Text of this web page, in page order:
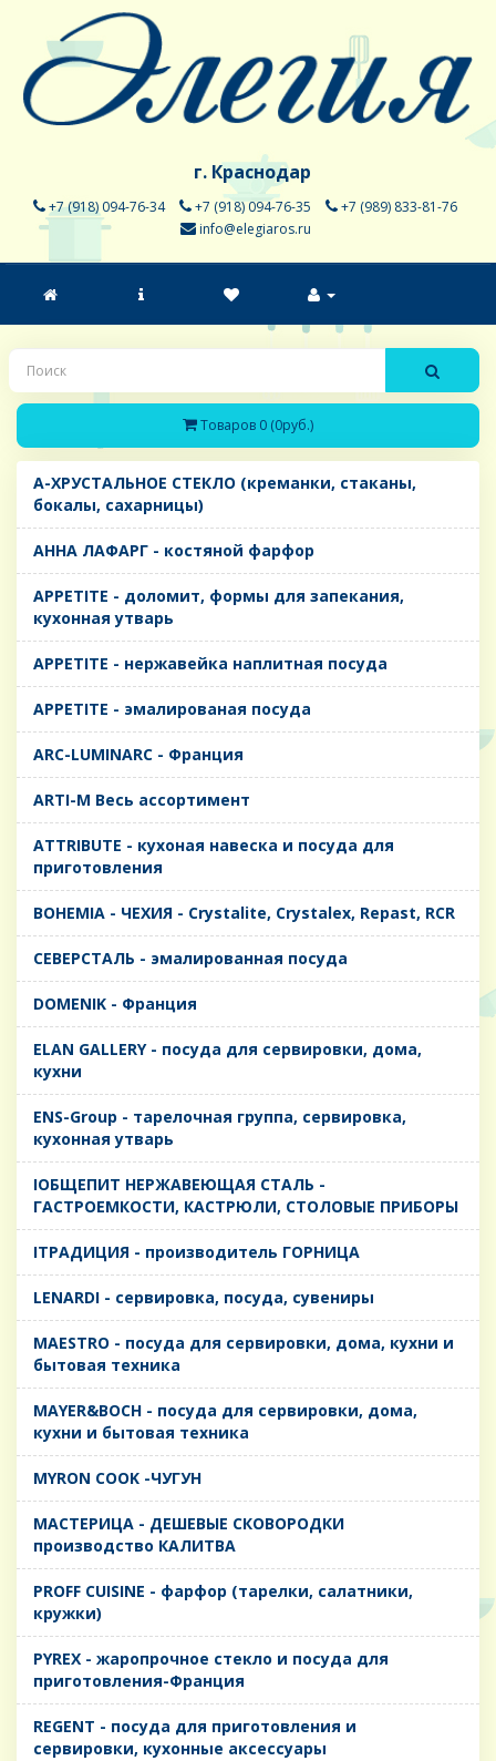
г. Краснодар
+7 (918) 094-76-34 +7 (918) 094-76-35
+7 (989) 833-81-76
info@elegiaros.ru
Товаров 0 (0руб.)
A-ХРУСТАЛЬНОЕ СТЕКЛО (креманки, стаканы,
бокалы, сахарницы)
AHHA ЛАФАРГ - костяной фарфор
APPETITE - доломит, формы для запекания,
кухонная утварь
APPETITE - нержавейка наплитная посуда
APPETITE - эмалированая посуда
ARC-LUMINARC - Франция
ARTI-M Весь ассортимент
ATTRIBUTE - кухоная навеска и посуда для
приготовления
BOHEMIA - ЧЕХИЯ - Crystalite, Crystalex, Repast, RCR
CЕВЕРСТАЛЬ - эмалированная посуда
DOMENIK - Франция
ELAN GALLERY - посуда для сервировки, дома,
кухни
ENS-Group - тарелочная группа, сервировка,
кухонная утварь
IОБЩЕПИТ НЕРЖАВЕЮЩАЯ СТАЛЬ -
ГАСТРОЕМКОСТИ, КАСТРЮЛИ, СТОЛОВЫЕ ПРИБОРЫ
IТРАДИЦИЯ - производитель ГОРНИЦА
LENARDI - сервировка, посуда, сувениры
MAESTRO - посуда для сервировки, дома, кухни и
бытовая техника
MAYER&BOCH - посуда для сервировки, дома,
кухни и бытовая техника
MYRON COOK -ЧУГУН
MАСТЕРИЦА - ДЕШЕВЫЕ СКОВОРОДКИ
производство КАЛИТВА
PROFF CUISINE - фарфор (тарелки, салатники,
кружки)
PYREX - жаропрочное стекло и посуда для
приготовления-Франция
REGENT - посуда для приготовления и
сервировки, кухонные аксессуары